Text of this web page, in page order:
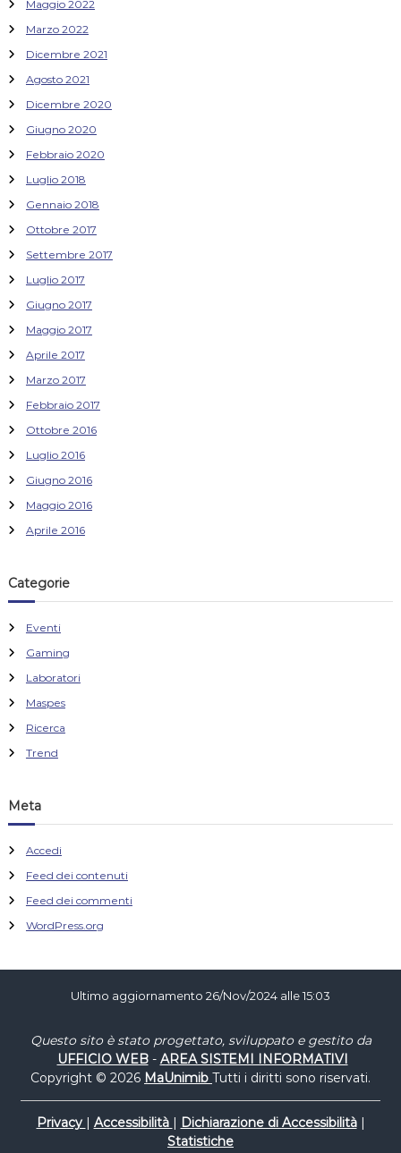
Maggio 2022
Marzo 2022
Dicembre 2021
Agosto 2021
Dicembre 2020
Giugno 2020
Febbraio 2020
Luglio 2018
Gennaio 2018
Ottobre 2017
Settembre 2017
Luglio 2017
Giugno 2017
Maggio 2017
Aprile 2017
Marzo 2017
Febbraio 2017
Ottobre 2016
Luglio 2016
Giugno 2016
Maggio 2016
Aprile 2016
Categorie
Eventi
Gaming
Laboratori
Maspes
Ricerca
Trend
Meta
Accedi
Feed dei contenuti
Feed dei commenti
WordPress.org
Ultimo aggiornamento 26/Nov/2024 alle 15:03
Questo sito è stato progettato, sviluppato e gestito da
UFFICIO WEB- AREA SISTEMI INFORMATIVI
Copyright © 2026 MaUnimib Tutti i diritti sono riservati.
Privacy | Accessibilità | Dichiarazione di Accessibilità|
Statistiche